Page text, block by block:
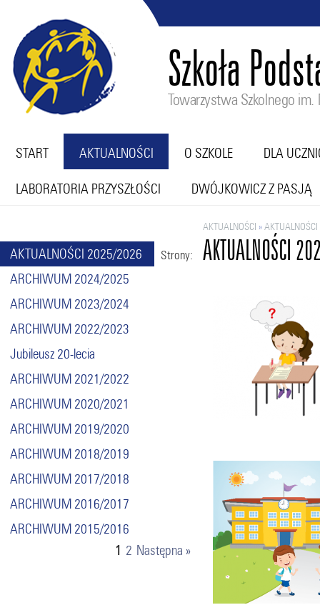
Szkoła
Towarzystwa Szkolnego im.
START AKTUALNOŚCI O SZKOLE DLA
LABORATORIA PRZYSZŁOŚCI DWÓJKOWICZ Z PASJĄ
AKTUALNOŚCI 2025/2026
ARCHIWUM 2024/2025
ARCHIWUM 2023/2024
ARCHIWUM 2022/2023
Jubileusz 20-lecia
ARCHIWUM 2021/2022
ARCHIWUM 2020/2021
ARCHIWUM 2019/2020
ARCHIWUM 2018/2019
ARCHIWUM 2017/2018
ARCHIWUM 2016/2017
ARCHIWUM 2015/2016
Strony:
1 2 Następna »
AKTUALNOŚCI
AKTUALNOŚCI »